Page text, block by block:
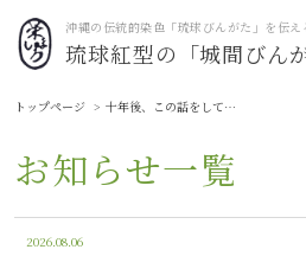
沖縄の伝統的染色「琉球びんがた」を伝え
琉球紅型の「城間びん
トップページ 十年後、この話をして笑い合えたら【職人募集】
お知らせ一覧
2026.08.06